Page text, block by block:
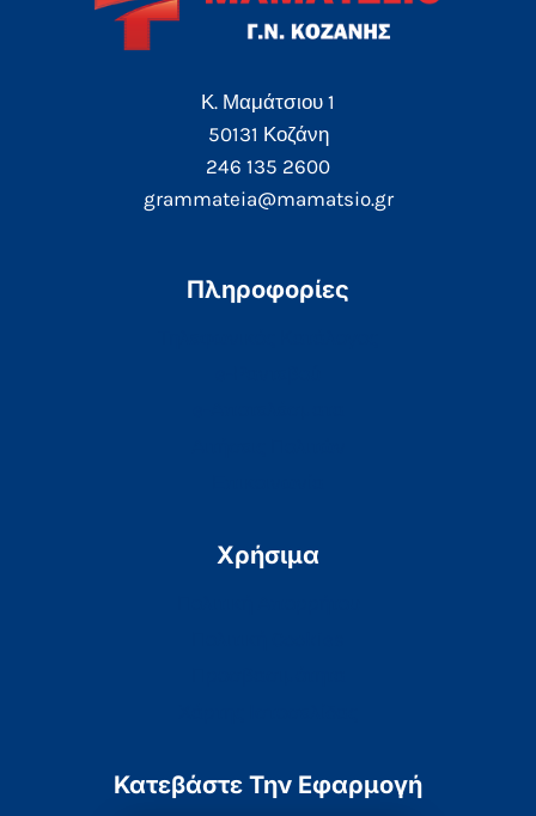
Κ. Μαμάτσιου 1
50131 Κοζάνη
246 135 2600
grammateia@mamatsio.gr
Πληροφορίες
Χρήσιμα
Κατεβάστε Την Εφαρμογή